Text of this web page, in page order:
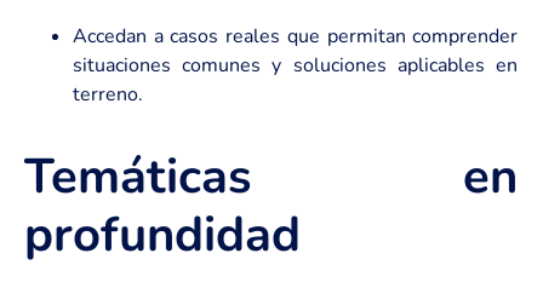
Accedan a casos reales que permitan comprender
situaciones comunes y soluciones aplicables en
terreno.
Temáticas en
profundidad